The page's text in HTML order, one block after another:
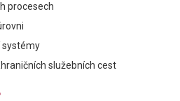
procesech
systémy
služebních cest